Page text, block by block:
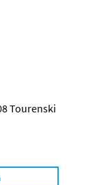
Tourenski